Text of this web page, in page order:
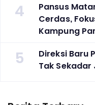
4
Pansus
Cerdas,
Kampung
5
Direksi Baru
Tak